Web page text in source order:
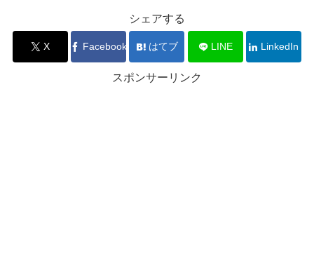
シェアする
X Facebook はてブ LINE LinkedIn
スポンサーリンク